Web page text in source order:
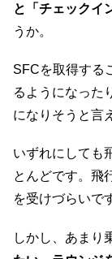
と「チェックイ
うか。
SFCを取得する
るようになった
になりそうと言
いずれにしても
とんどです。飛
を受けづらいで
しかし、あまり